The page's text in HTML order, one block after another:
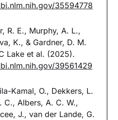
35594778
R. E., Murphy, A. L.,
K., & Gardner, D. M.
Lake et al. (2025).
39561429
Kamal, O., Dekkers, L.
C., Albers, A. C. W.,
J., van der Lande, G.